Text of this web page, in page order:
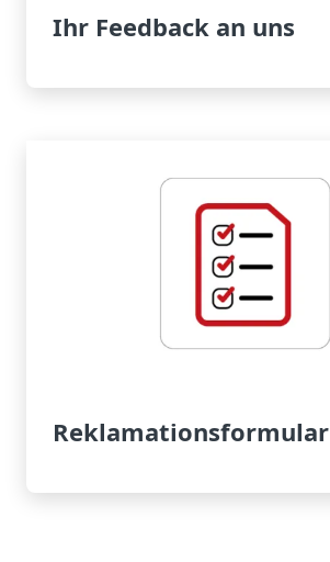
Ihr Feedback an uns
Reklamationsformular